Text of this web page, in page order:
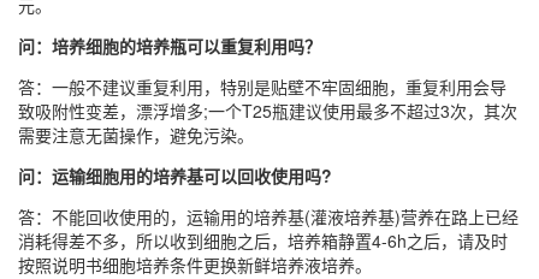
元。
问：培养细胞的培养瓶可以重复利用吗？
答：一般不建议重复利用，特别是贴壁不牢固细胞，重复利用会导
致吸附性变差，漂浮增多;一个T25瓶建议使用最多不超过3次，其次
需要注意无菌操作，避免污染。
问：运输细胞用的培养基可以回收使用吗?
答：不能回收使用的，运输用的培养基(灌液培养基)营养在路上已经
消耗得差不多，所以收到细胞之后，培养箱静置4-6h之后，请及时
按照说明书细胞培养条件更换新鲜培养液培养。